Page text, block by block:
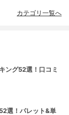
カテゴリ一覧へ
ング52選！口コミ
選！パレット&単